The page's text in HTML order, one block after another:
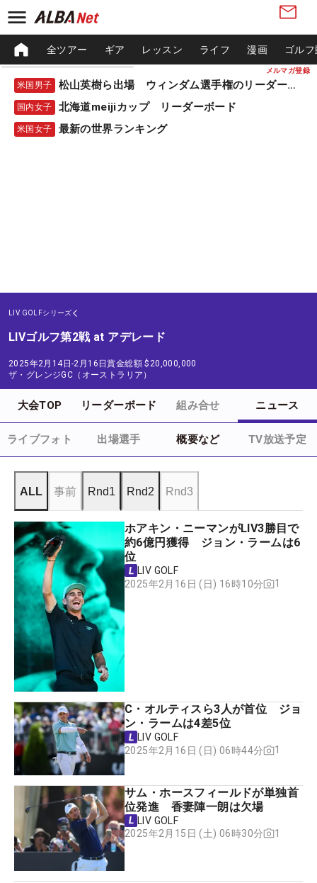
メルマガ登録
全ツアー ギア レッスン ライフ 漫画 ゴル
米国男子 松山英樹ら出場 ウィンダム選手権のリーダーボード
国内女子 北海道meijiカップ リーダーボード
米国女子 最新の世界ランキング
LIV GOLFシリーズ
LIVゴルフ第2戦 at アデレード
2025年2月14日-2月16日賞金総額 $20,000,000
ザ・グレンジGC（オーストラリア）
大会TOP リーダーボード 組み合せ ニュース
ライブフォト 出場選手 概要など TV放送予定
ALL 事前 Rnd1 Rnd2 Rnd3
ホアキン・ニーマンがLIV3勝目で
約6億円獲得 ジョン・ラームは6
位
LIV GOLF
2025年2月16日 (日) 16時10分
1
C・オルティスら3人が首位 ジョ
ン・ラームは4差5位
LIV GOLF
2025年2月16日 (日) 06時44分
1
サム・ホースフィールドが単独首
位発進 香妻陣一朗は欠場
LIV GOLF
2025年2月15日 (土) 06時30分
1